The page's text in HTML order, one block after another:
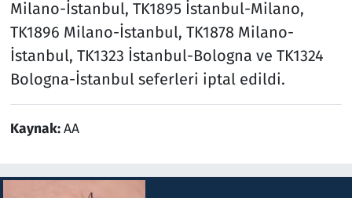
Milano-İstanbul, TK1895 İstanbul-Milano,
TK1896 Milano-İstanbul, TK1878 Milano-
İstanbul, TK1323 İstanbul-Bologna ve TK1324
Bologna-İstanbul seferleri iptal edildi.
Kaynak:AA